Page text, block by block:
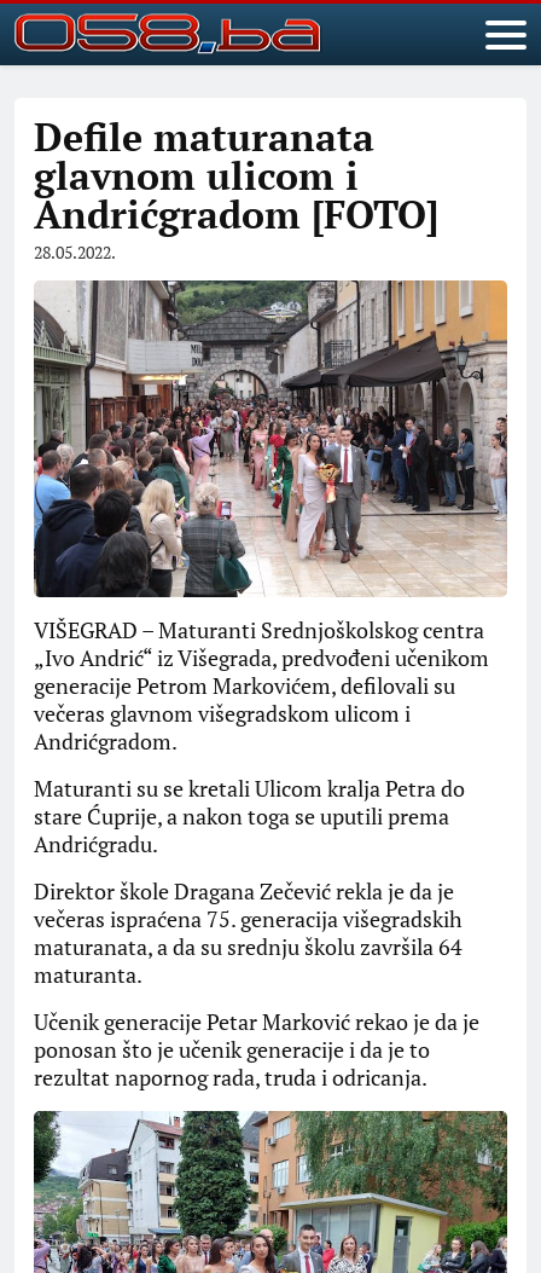
Defile maturanata
glavnom ulicom i
Andrićgradom [FOTO]
28.05.2022.
VIŠEGRAD – Maturanti Srednjoškolskog centra
„Ivo Andrić“ iz Višegrada, predvođeni učenikom
generacije Petrom Markovićem, defilovali su
večeras glavnom višegradskom ulicom i
Andrićgradom.
Maturanti su se kretali Ulicom kralja Petra do
stare Ćuprije, a nakon toga se uputili prema
Andrićgradu.
Direktor škole Dragana Zečević rekla je da je
večeras ispraćena 75. generacija višegradskih
maturanata, a da su srednju školu završila 64
maturanta.
Učenik generacije Petar Marković rekao je da je
ponosan što je učenik generacije i da je to
rezultat napornog rada, truda i odricanja.